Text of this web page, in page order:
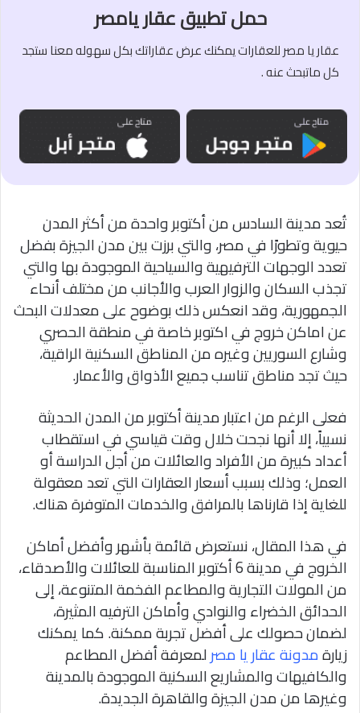
حمل تطبيق عقار يامصر
عقار يا مصر للعقارات يمكنك عرض عقاراتك بكل سهوله معنا ستجد
كل ماتبحث عنه .
تُعد مدينة السادس من أكتوبر واحدة من أكثر المدن
حيوية وتطورًا في مصر، والتي برزت بين مدن الجيزة بفضل
تعدد الوجهات الترفيهية والسياحية الموجودة بها والتي
تجذب السكان والزوار العرب والأجانب من مختلف أنحاء
الجمهورية، وقد انعكس ذلك بوضوح على معدلات البحث
عن اماكن خروج في اكتوبر خاصة في منطقة الحصري
وشارع السوريين وغيره من المناطق السكنية الراقية،
حيث تجد مناطق تناسب جميع الأذواق والأعمار.
فعلى الرغم من اعتبار مدينة أكتوبر من المدن الحديثة
نسبياً، إلا أنها نجحت خلال وقت قياسي في استقطاب
أعداد كبيرة من الأفراد والعائلات من أجل الدراسة أو
العمل؛ وذلك بسبب أسعار العقارات التي تعد معقولة
للغاية إذا قارناها بالمرافق والخدمات المتوفرة هناك.
في هذا المقال، نستعرض قائمة بأشهر وأفضل أماكن
الخروج في مدينة 6 أكتوبر المناسبة للعائلات والأصدقاء،
من المولات التجارية والمطاعم الفخمة المتنوعة، إلى
الحدائق الخضراء والنوادي وأماكن الترفيه المثيرة،
لضمان حصولك على أفضل تجربة ممكنة. كما يمكنك
زيارةمدونة عقار يا مصرلمعرفة أفضل المطاعم
والكافيهات والمشاريع السكنية الموجودة بالمدينة
وغيرها من مدن الجيزة والقاهرة الجديدة.